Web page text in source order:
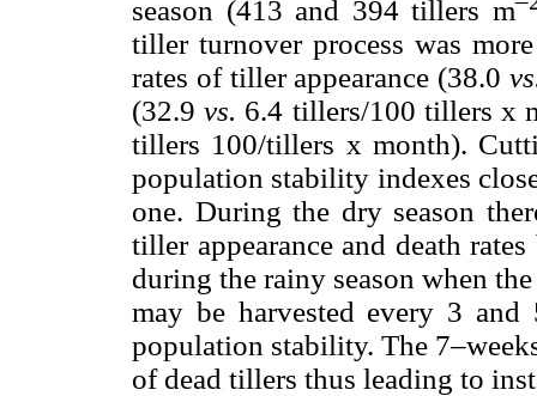
season (413 and 394 tillers m
tiller turnover process was
rates of tiller appearance (38.0
(32.9vs. 6.4 tillers/100 tillers x
tillers 100/tillers x month).
population stability indexes
one. During the dry season
tiller appearance and death
during the rainy season when
may be harvested every 3
population stability. The
of dead tillers thus leading to